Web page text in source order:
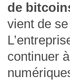
de
vient de se
continuer